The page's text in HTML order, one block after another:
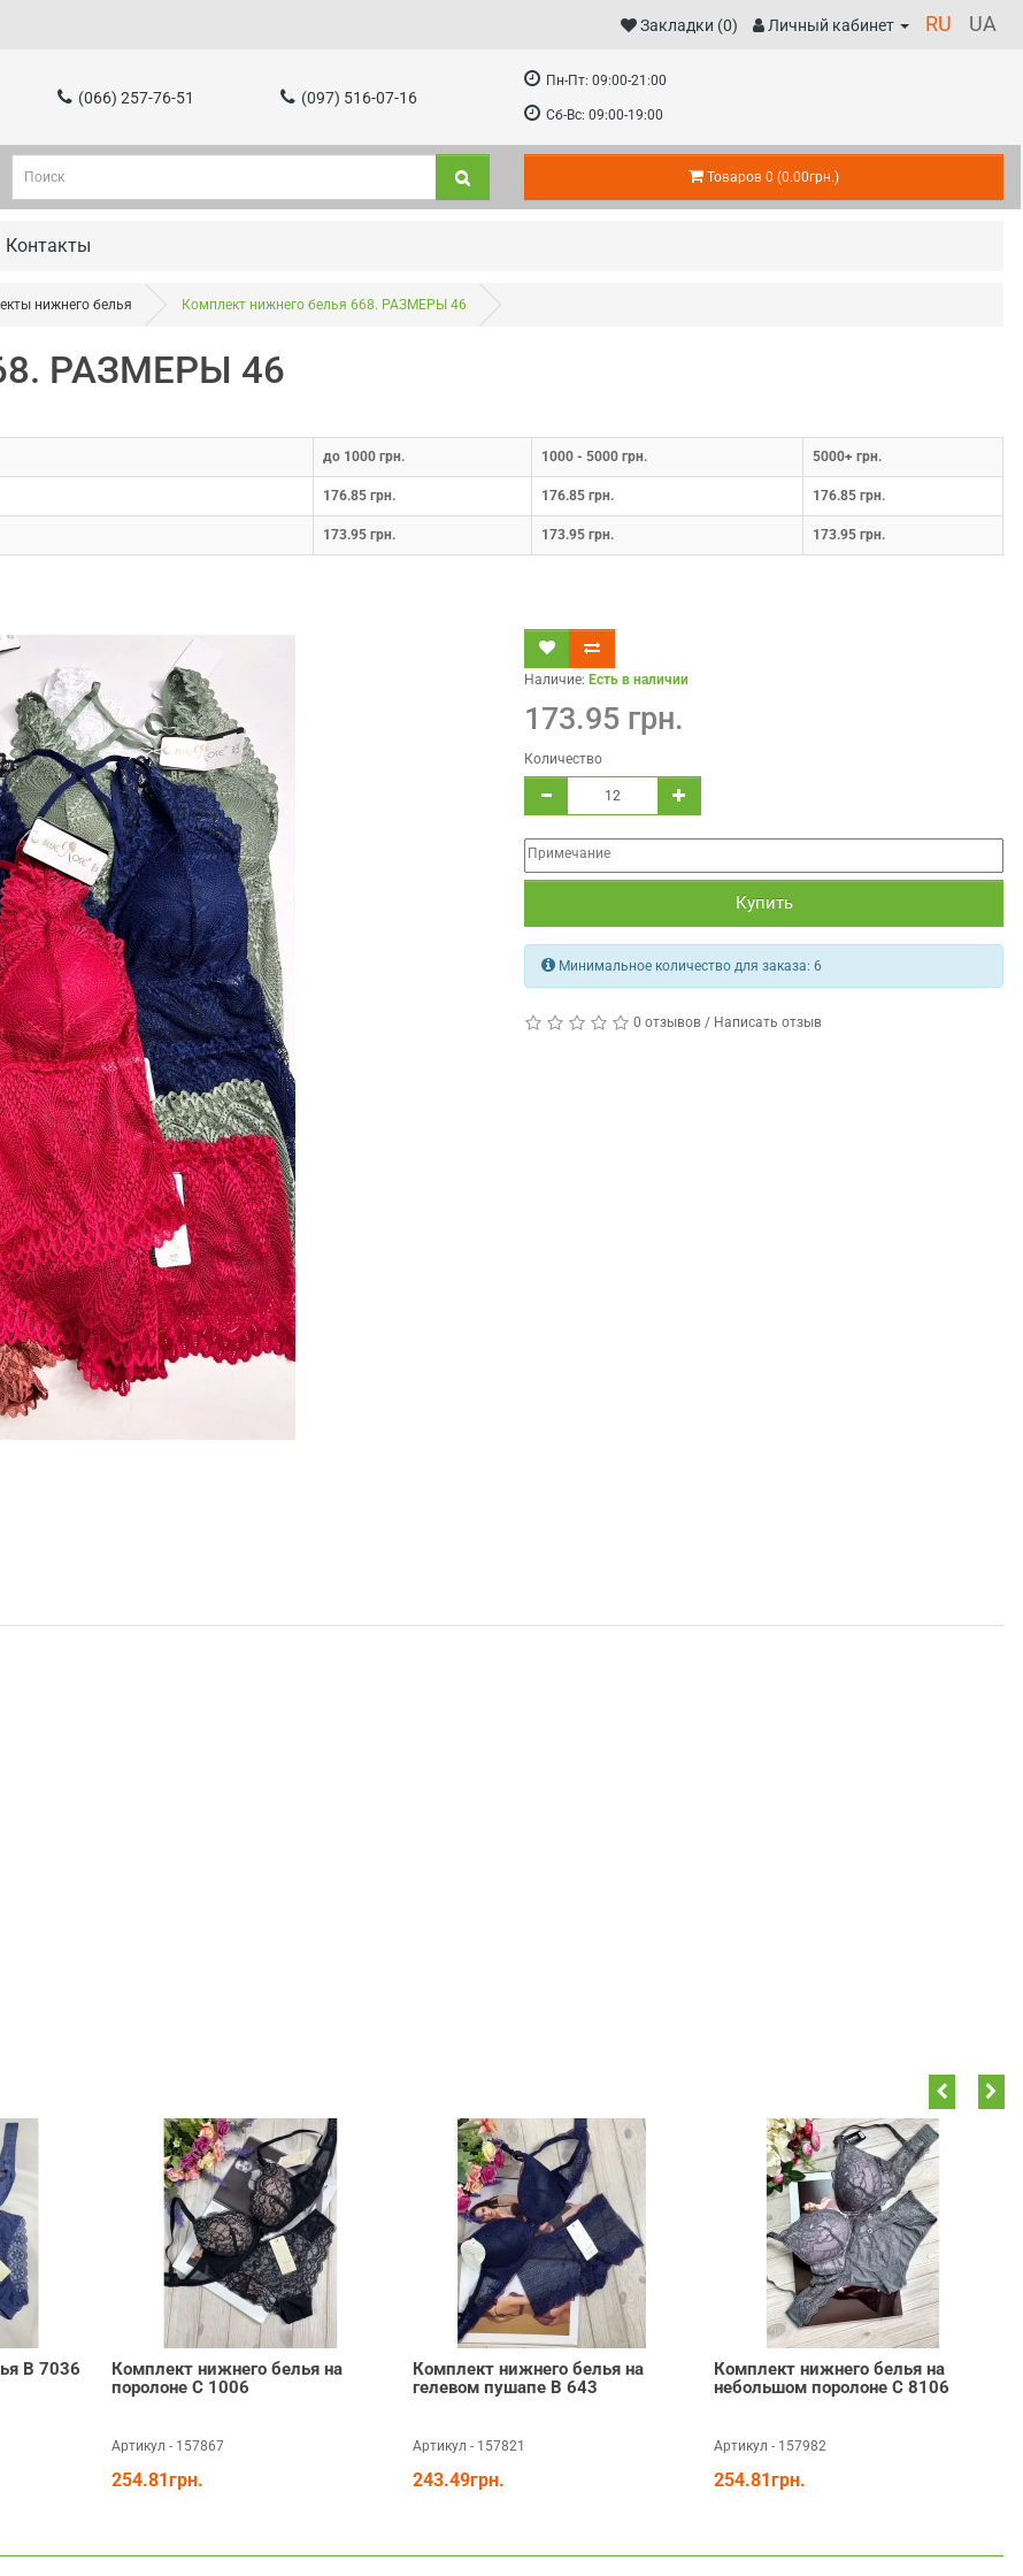
Закладки (0) Личный кабинет RU UA
(066) 257-76-51 (097) 516-07-16
Пн-Пт: 09:00-21:00
Сб-Вс: 09:00-19:00
Товаров 0 (0.00грн.)
Контакты
нижнего белья Комплект нижнего белья 668. РАЗМЕРЫ 46
РАЗМЕРЫ 46
до 1000 грн. 1000 - 5000 грн. 5000+ грн.
176.85 грн. 176.85 грн. 176.85 грн.
173.95 грн. 173.95 грн. 173.95 грн.
Наличие: Есть в наличии
173.95 грн.
Количество
Купить
Минимальное количество для заказа:6
0 отзывов / Написать отзыв
В 7036
Комплект нижнего белья на
поролоне С 1006
Артикул - 157867
254.81грн.
Комплект нижнего белья на
гелевом пушапе В 643
Артикул - 157821
243.49грн.
Комплект нижнего белья на
небольшом поролоне С 8106
Артикул - 157982
254.81грн.